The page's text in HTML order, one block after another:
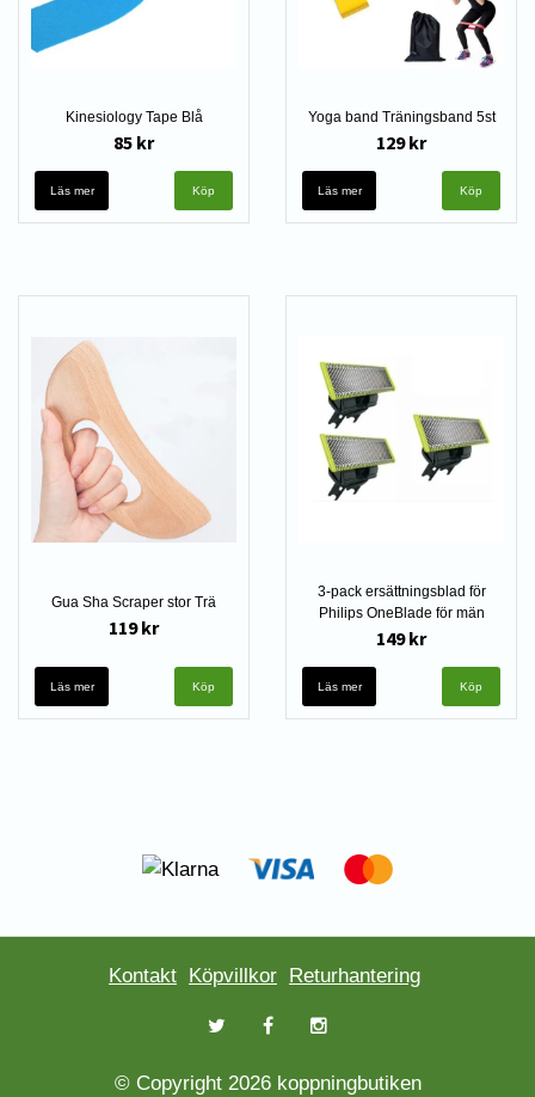
Kinesiology Tape Blå
85 kr
Läs mer
Yoga band Träningsband 5st
129 kr
Läs mer
Gua Sha Scraper stor Trä
119 kr
Läs mer
3-pack ersättningsblad för
Philips OneBlade för män
149 kr
Läs mer
Kontakt Köpvillkor Returhantering
© Copyright 2026 koppningbutiken